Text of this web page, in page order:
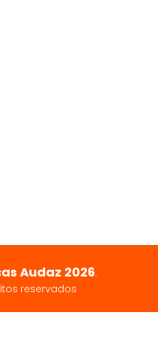
Audaz 2026.
reservados